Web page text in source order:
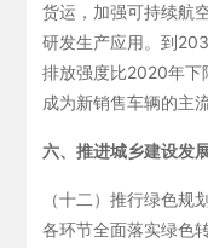
货运，加强可持续航
研发生产应用。到
排放强度比2020年
成为新销售车辆的主流
六、推进城乡建设发
（十二）推行绿色规
各环节全面落实绿色